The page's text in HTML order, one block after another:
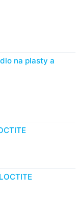
na plasty a